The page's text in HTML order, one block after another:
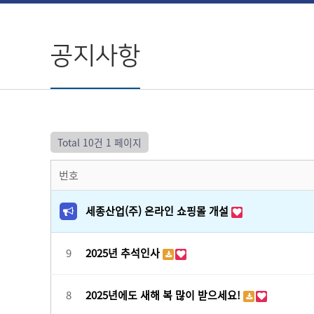
공지사항
Total 10건 1 페이지
번호
세종산업(주) 온라인 쇼핑몰 개설
9 2025년 추석인사
8 2025년에도 새해 복 많이 받으세요!